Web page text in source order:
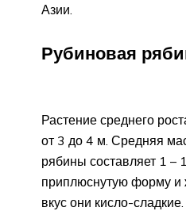
Азии.
Рубиновая
Растение среднего
от 3 до 4 м. Средняя
рябины составляет 1 –
приплюснутую форму и
вкус они кисло-